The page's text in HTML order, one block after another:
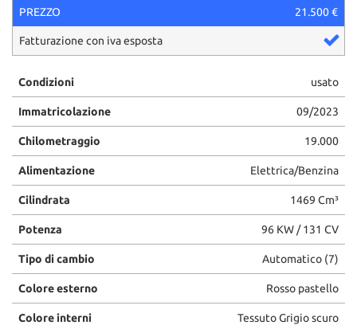
PREZZO 21.500 €
Fatturazione con iva esposta
Condizioni usato
Immatricolazione 09/2023
Chilometraggio 19.000
Alimentazione Elettrica/Benzina
Cilindrata 1469 Cm³
Potenza 96 KW / 131 CV
Tipo di cambio Automatico (7)
Colore esterno Rosso pastello
Colore interni Tessuto Grigio scuro